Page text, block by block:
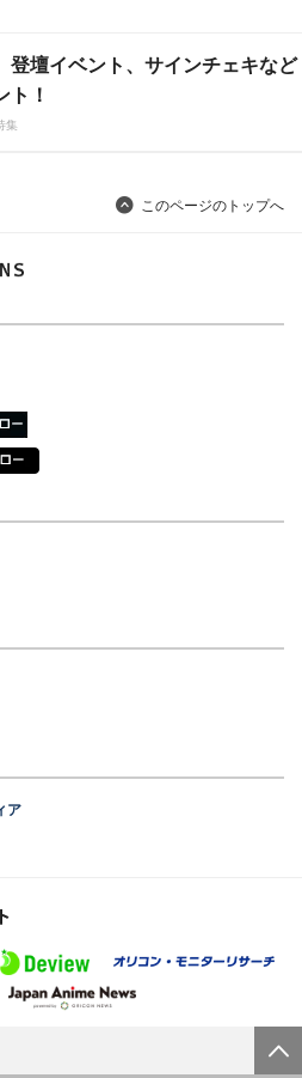
登壇イベント、サインチェキなど
ト！
集
このページのトップへ
ア